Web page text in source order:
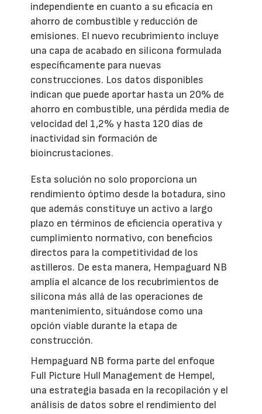
independiente en cuanto a su eficacia en
ahorro de combustible y reducción de
emisiones. El nuevo recubrimiento incluye
una capa de acabado en silicona formulada
específicamente para nuevas
construcciones. Los datos disponibles
indican que puede aportar hasta un 20% de
ahorro en combustible, una pérdida media de
velocidad del 1,2% y hasta 120 días de
inactividad sin formación de
bioincrustaciones.
Esta solución no solo proporciona un
rendimiento óptimo desde la botadura, sino
que además constituye un activo a largo
plazo en términos de eficiencia operativa y
cumplimiento normativo, con beneficios
directos para la competitividad de los
astilleros. De esta manera, Hempaguard NB
amplía el alcance de los recubrimientos de
silicona más allá de las operaciones de
mantenimiento, situándose como una
opción viable durante la etapa de
construcción.
Hempaguard NB forma parte del enfoque
Full Picture Hull Management de Hempel,
una estrategia basada en la recopilación y el
análisis de datos sobre el rendimiento del